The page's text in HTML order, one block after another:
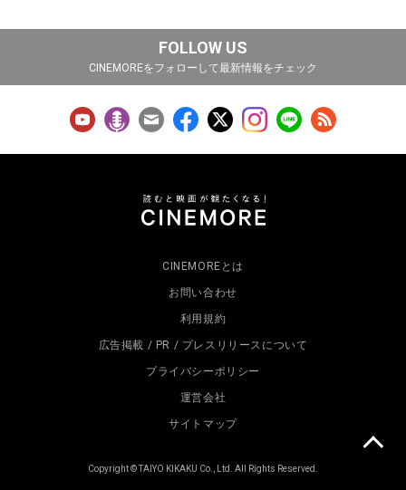
FOLLOW US
CINEMOREをフォローして最新情報をチェック
CINEMOREとは
お問い合わせ
利用規約
広告掲載 / PR / プレスリリースについて
プライバシーポリシー
運営会社
サイトマップ
Copyright © TAIYO KIKAKU Co., Ltd. All Rights Reserved.